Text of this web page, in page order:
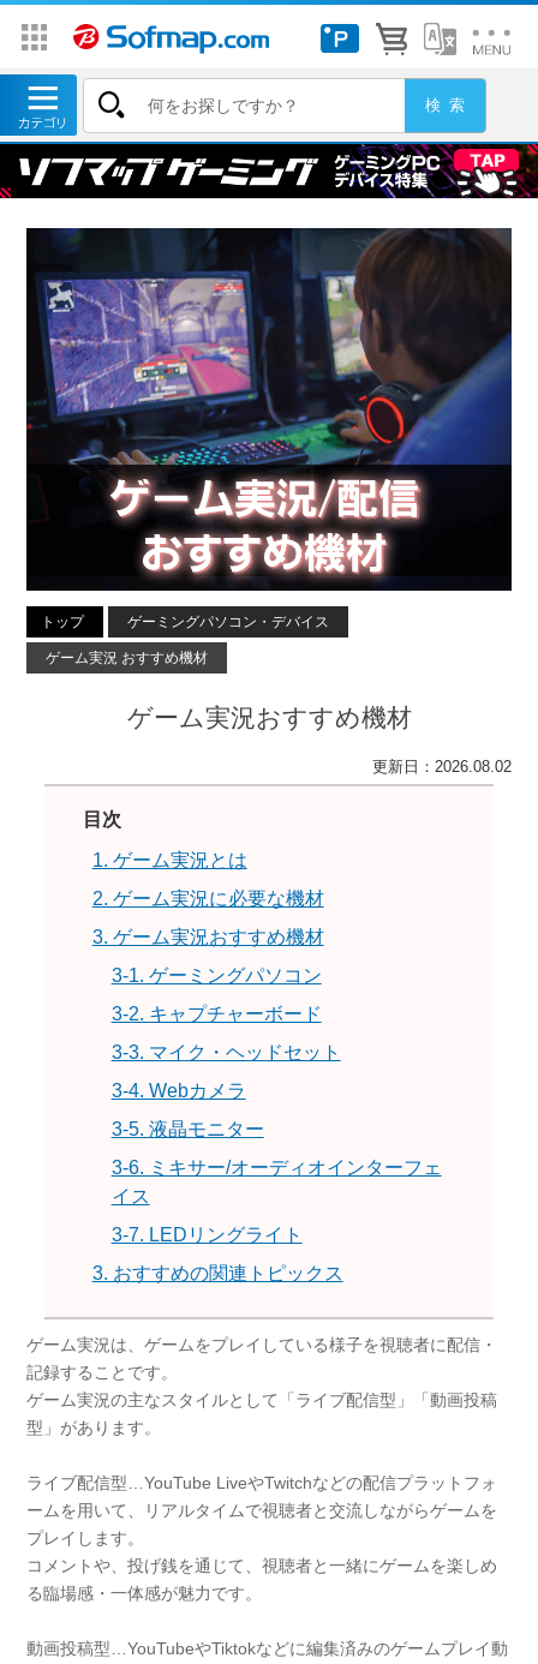
トップ ゲーミングパソコン・デバイス
ゲーム実況 おすすめ機材
ゲーム実況おすすめ機材
更新日：2026.08.02
目次
1. ゲーム実況とは
2. ゲーム実況に必要な機材
3. ゲーム実況おすすめ機材
3-1. ゲーミングパソコン
3-2. キャプチャーボード
3-3. マイク・ヘッドセット
3-4. Webカメラ
3-5. 液晶モニター
3-6. ミキサー/オーディオインターフェ
イス
3-7. LEDリングライト
3. おすすめの関連トピックス
ゲーム実況は、ゲームをプレイしている様子を視聴者に配信・
記録することです。
ゲーム実況の主なスタイルとして「ライブ配信型」「動画投稿
型」があります。
ライブ配信型…YouTube LiveやTwitchなどの配信プラットフォ
ームを用いて、リアルタイムで視聴者と交流しながらゲームを
プレイします。
コメントや、投げ銭を通じて、視聴者と一緒にゲームを楽しめ
る臨場感・一体感が魅力です。
動画投稿型…YouTubeやTiktokなどに編集済みのゲームプレイ動